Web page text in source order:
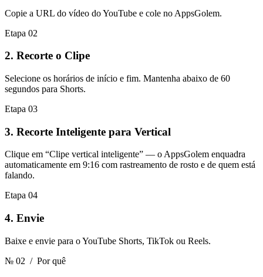
Copie a URL do vídeo do YouTube e cole no AppsGolem.
Etapa 02
2. Recorte o Clipe
Selecione os horários de início e fim. Mantenha abaixo de 60
segundos para Shorts.
Etapa 03
3. Recorte Inteligente para Vertical
Clique em “Clipe vertical inteligente” — o AppsGolem enquadra
automaticamente em 9:16 com rastreamento de rosto e de quem está
falando.
Etapa 04
4. Envie
Baixe e envie para o YouTube Shorts, TikTok ou Reels.
№ 02 / Por quê